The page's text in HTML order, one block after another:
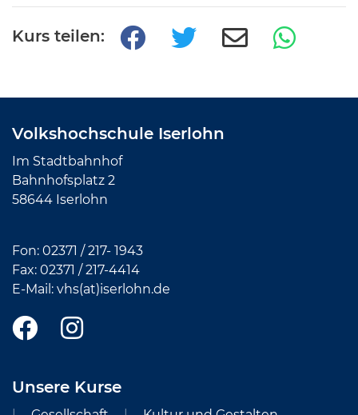
Kurs teilen:
Volkshochschule Iserlohn
Im Stadtbahnhof
Bahnhofsplatz 2
58644 Iserlohn
Fon: 02371 / 217- 1943
Fax: 02371 /217-4414
E-Mail: vhs(at)iserlohn.de
Unsere Kurse